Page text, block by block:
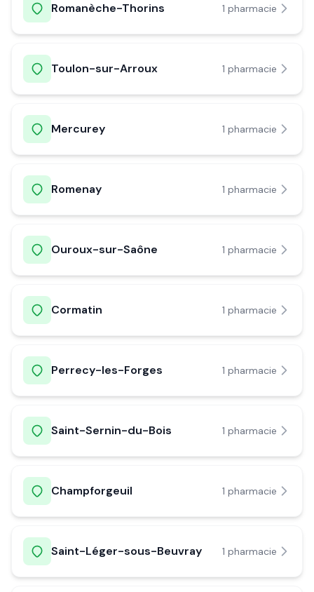
Romanèche-Thorins 1 pharmacie
Toulon-sur-Arroux 1 pharmacie
Mercurey 1 pharmacie
Romenay 1 pharmacie
Ouroux-sur-Saône 1 pharmacie
Cormatin 1 pharmacie
Perrecy-les-Forges 1 pharmacie
Saint-Sernin-du-Bois 1 pharmacie
Champforgeuil 1 pharmacie
Saint-Léger-sous-Beuvray 1 pharmacie